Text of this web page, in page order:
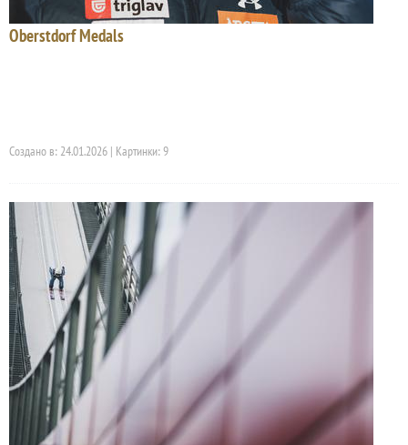
Oberstdorf Medals
Создано в: 24.01.2026 | Картинки: 9